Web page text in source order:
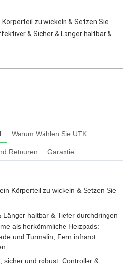
zu wickeln & Setzen Sie
& Sicher & Länger haltbar &
Warum Wählen Sie UTK
Retouren Garantie
Körperteil zu wickeln & Setzen Sie
Länger haltbar & Tiefer durchdringen
als herkömmliche Heizpads:
und Turmalin, Fern infrarot
sicher und robust: Controller &